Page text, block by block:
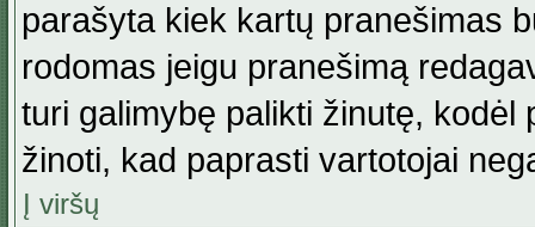
parašyta kiek kartų pranešimas
rodomas jeigu pranešimą
turi galimybę palikti žinutę, kodėl
žinoti, kad paprasti vartotojai
Į viršų